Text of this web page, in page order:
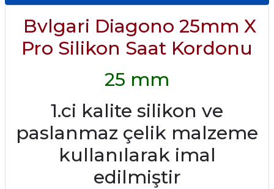
Bvlgari Diagono 25mm X
Pro Silikon Saat Kordonu
25 mm
1.ci kalite silikon ve
paslanmaz çelik malzeme
kullanılarak imal
edilmiştir